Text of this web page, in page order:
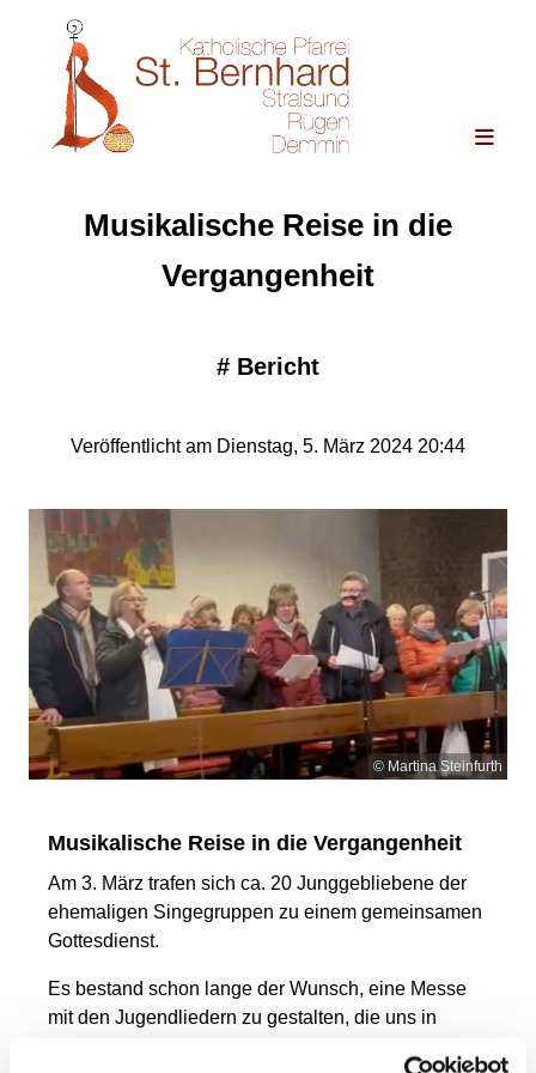
Musikalische Reise in die
Vergangenheit
# Bericht
Veröffentlicht am Dienstag, 5. März 2024 20:44
© Martina Steinfurth
Musikalische Reise in die Vergangenheit
Am 3. März trafen sich ca. 20 Junggebliebene der
ehemaligen Singegruppen zu einem gemeinsamen
Gottesdienst.
Es bestand schon lange der Wunsch, eine Messe
mit den Jugendliedern zu gestalten, die uns in